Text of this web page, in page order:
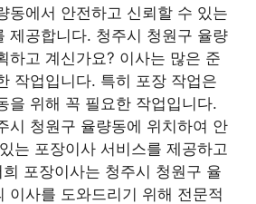
동에서 안전하고 신뢰할 수 있는
제공합니다. 청주시 청원구 율량
하고 계신가요? 이사는 많은 준
작업입니다. 특히 포장 작업은
을 위해 꼭 필요한 작업입니다.
시 청원구 율량동에 위치하여 안
는 포장이사 서비스를 제공하고
포장이사는 청주시 청원구 율
이사를 도와드리기 위해 전문적